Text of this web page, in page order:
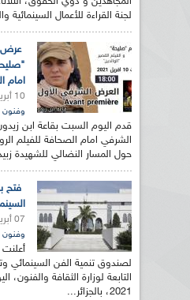
لجنة القراءة للأعمال
عرض
امام
10 أبريل 2021
وفنون
قدم اليوم السبت بقاعة ابن
الشرفي امام الصحافة للفيلم
حول المسار النضالي للشهيدة
فتح
07 أبريل 2021
وفنون
أعلنت
لصندوق تنمية الفن السينمائي
2021، بالجزائر...